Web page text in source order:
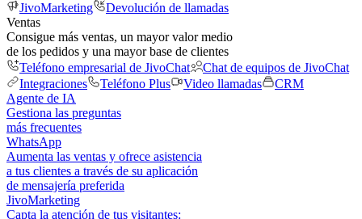
JivoMarketing
Devolución de llamadas
Ventas
Consigue más ventas, un mayor valor medio
de los pedidos y una mayor base de clientes
Teléfono empresarial de JivoChat
Chat de equipos de JivoChat
Integraciones
Teléfono Plus Video llamadas
CRM
Agente de IA
Gestiona las preguntas
más frecuentes
WhatsApp
Aumenta las ventas y ofrece asistencia
a tus clientes a través de su aplicación
de mensajería preferida
JivoMarketing
Capta la atención de tus visitantes: